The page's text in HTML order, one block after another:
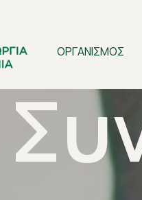
ΟΡΓΑΝΙΣΜΟΣ